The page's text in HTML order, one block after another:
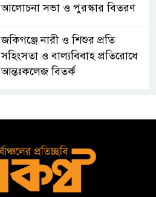
আলোচনা সভা ও পুরস্কার বিতরণ
জকিগঞ্জে নারী ও শিশুর প্রতি
সহিংসতা ও বাল্যবিবাহ প্রতিরোধে
আন্তঃকলেজ বিতর্ক
ফল উৎসব অনুষ্ঠিত
হার্ভার্ড বিশ্ববিদ্যালয়ে পড়াশোনার
সুযোগ, বছরে মিলবে প্রায় ১ কোটি
টাকা